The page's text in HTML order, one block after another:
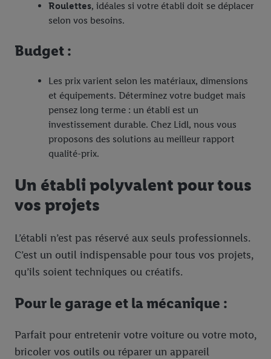
Roulettes, idéales si votre établi doit se déplacer
selon vos besoins.
Budget :
Les prix varient selon les matériaux, dimensions
et équipements. Déterminez votre budget mais
pensez long terme : un établi est un
investissement durable. Chez Lidl, nous vous
proposons des solutions au meilleur rapport
qualité-prix.
Un établi polyvalent pour tous
vos projets
L’établi n’est pas réservé aux seuls professionnels.
C’est un outil indispensable pour tous vos projets,
qu’ils soient techniques ou créatifs.
Pour le garage et la mécanique :
Parfait pour entretenir votre voiture ou votre moto,
bricoler vos outils ou réparer un appareil
avec d’autres identifiants ou identifiants qui vous sont
attribués et dont dispose Criteo S.A.
c’est-à-dire des publicités pour des produits pour lesquels vous
un panier d’un webshop mais sans procéder à l’achat) peuvent
également être affichées sur plusieurs apppareils et plusieurs
services de Lidl si plusieurs terminaux ou plusieurs services de
Lidl peuvent vous être attribués en utilisant votre adresse e-
mail hachée et, le cas échéant, d’autres identifiants/identifiants
dont dispose Criteo S.A.
individuelles et trouver de plus amples informations sur le
traitement des données.
En cliquant sur « Refuser », vous pouvez autoriser uniquement
Accepter », vous autorisez tous les traitements pour toutes les
finalités susmentionnées. Vous trouverez de plus amples
informations sur la durée de conservation des données et votre
pour l’avenir dans notredéclaration relative à la protection des